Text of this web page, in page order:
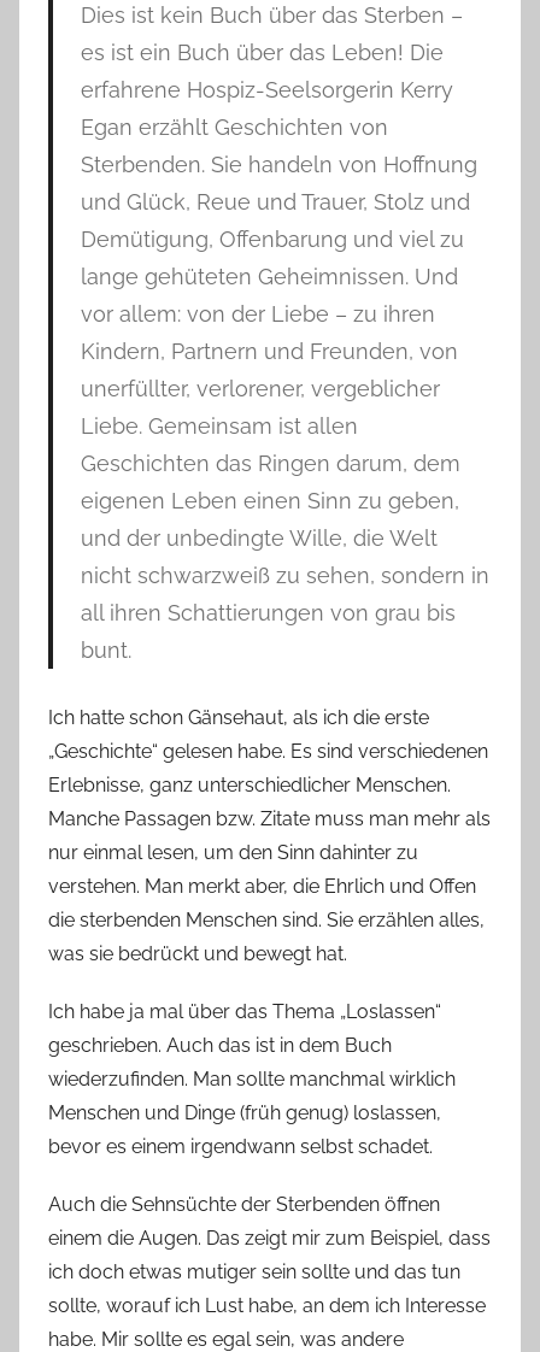
Dies ist kein Buch über das Sterben –
es ist ein Buch über das Leben! Die
erfahrene Hospiz-Seelsorgerin Kerry
Egan erzählt Geschichten von
Sterbenden. Sie handeln von Hoffnung
und Glück, Reue und Trauer, Stolz und
Demütigung, Offenbarung und viel zu
lange gehüteten Geheimnissen. Und
vor allem: von der Liebe – zu ihren
Kindern, Partnern und Freunden, von
unerfüllter, verlorener, vergeblicher
Liebe. Gemeinsam ist allen
Geschichten das Ringen darum, dem
eigenen Leben einen Sinn zu geben,
und der unbedingte Wille, die Welt
nicht schwarzweiß zu sehen, sondern in
all ihren Schattierungen von grau bis
bunt.
Ich hatte schon Gänsehaut, als ich die erste
„Geschichte“ gelesen habe. Es sind verschiedenen
Erlebnisse, ganz unterschiedlicher Menschen.
Manche Passagen bzw. Zitate muss man mehr als
nur einmal lesen, um den Sinn dahinter zu
verstehen. Man merkt aber, die Ehrlich und Offen
die sterbenden Menschen sind. Sie erzählen alles,
was sie bedrückt und bewegt hat.
Ich habe ja mal über das Thema „Loslassen“
geschrieben. Auch das ist in dem Buch
wiederzufinden. Man sollte manchmal wirklich
Menschen und Dinge (früh genug) loslassen,
bevor es einem irgendwann selbst schadet.
Auch die Sehnsüchte der Sterbenden öffnen
einem die Augen. Das zeigt mir zum Beispiel, dass
ich doch etwas mutiger sein sollte und das tun
sollte, worauf ich Lust habe, an dem ich Interesse
habe. Mir sollte es egal sein, was andere